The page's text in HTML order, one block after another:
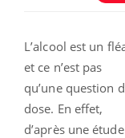
L’alcool est un
et ce n’est pas
qu’une question
dose. En effet,
d’après une étude